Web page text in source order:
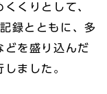
くりとして、
録とともに、多
を盛り込んだ
ました。